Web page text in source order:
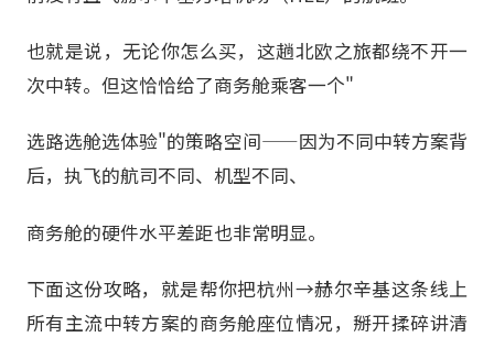
也就是说，无论你怎么买，这趟北欧之旅都绕不开一
次中转。但这恰恰给了商务舱乘客一个"
选路选舱选体验"的策略空间——因为不同中转方案背
后，执飞的航司不同、机型不同、
商务舱的硬件水平差距也非常明显。
下面这份攻略，就是帮你把杭州→赫尔辛基这条线上
所有主流中转方案的商务舱座位情况，掰开揉碎讲清